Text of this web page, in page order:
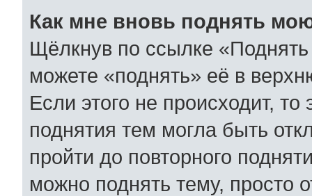
Как мне вновь поднять
Щёлкнув по ссылке
можете «поднять» её в
Если этого не происходит, то
поднятия тем могла быть
пройти до повторного
можно поднять тему, просто